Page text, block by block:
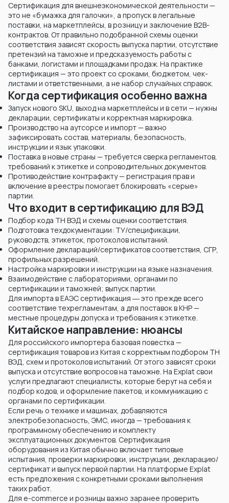
Сертификация для внешнеэкономической деятельности —
это не «бумажка для галочки», а пропуск в легальные
поставки, на маркетплейсы, в розницу и заключение B2B-
контрактов. От правильно подобранной схемы оценки
соответствия зависят скорость выпуска партии, отсутствие
претензий на таможне и предсказуемость работы с
банками, логистами и площадками продаж. На практике
сертификация — это проект со сроками, бюджетом, чек-
листами и ответственными, а не набор случайных справок.
Когда сертификация особенно важна
Запуск нового SKU, выход на маркетплейсы и в сети — нужны
декларации, сертификаты и корректная маркировка.
Производство на аутсорсе и импорт — важно
зафиксировать состав, материалы, безопасность,
инструкции и язык упаковки.
Поставка в новые страны — требуется сверка регламентов,
требований к этикетке и сопроводительных документов.
Противодействие контрафакту — регистрация прав и
включение в реестры помогает блокировать «серые»
партии.
Что входит в сертификацию для ВЭД
Подбор кода ТН ВЭД и схемы оценки соответствия.
Подготовка техдокументации: ТУ/спецификации,
руководств, этикеток, протоколов испытаний.
Оформление деклараций/сертификатов соответствия, СГР,
профильных разрешений.
Настройка маркировки и инструкции на языке назначения.
Взаимодействие с лабораториями, органами по
сертификации и таможней; выпуск партии.
Для импорта в ЕАЭС сертификация ― это прежде всего
соответствие техрегламентам, а для поставок в КНР —
местные процедуры допуска и требования к этикетке.
Китайское направление: нюансы
Для российского импортера базовая повестка —
сертификация товаров из Китая с корректным подбором ТН
ВЭД, схем и протоколов испытаний. От этого зависят сроки
выпуска и отсутствие вопросов на таможне. На Explat свои
услуги предлагают специалисты, которые берут на себя и
подбор кодов, и оформление пакетов, и коммуникацию с
органами по сертификации.
Если речь о технике и машинах, добавляются
электробезопасность, ЭМС, иногда — требования к
программному обеспечению и комплекту
эксплуатационных документов. Сертификация
оборудования из Китая обычно включает типовые
испытания, проверки маркировки, инструкции, декларацию/
сертификат и выпуск первой партии. На платформе Explat
есть предложения с конкретными сроками выполнения
таких работ.
Для e-commerce и розницы важно заранее проверить